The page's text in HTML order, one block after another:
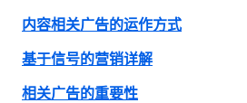
内容相关广告的运作方式
基于信号的营销详解
相关广告的重要性